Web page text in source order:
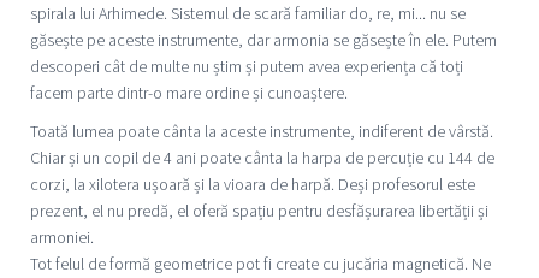
spirala lui Arhimede. Sistemul de scară familiar do, re, mi... nu se
găsește pe aceste instrumente, dar armonia se găsește în ele. Putem
descoperi cât de multe nu știm și putem avea experiența că toți
facem parte dintr-o mare ordine și cunoaștere.
Toată lumea poate cânta la aceste instrumente, indiferent de vârstă.
Chiar și un copil de 4 ani poate cânta la harpa de percuție cu 144 de
corzi, la xilotera ușoară și la vioara de harpă. Deși profesorul este
prezent, el nu predă, el oferă spațiu pentru desfășurarea libertății și
armoniei.
Tot felul de formă geometrice pot fi create cu jucăria magnetică. Ne